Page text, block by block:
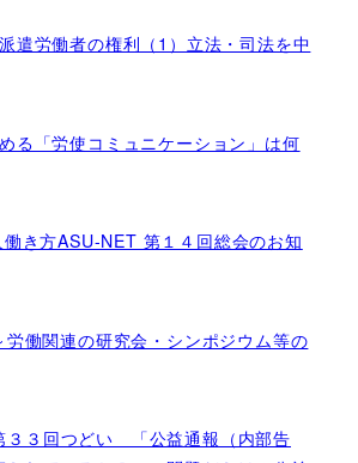
遣労働者の権利（1）立法・司法を中
る「労使コミュニケーション」は何
き方ASU-NET 第１４回総会のお知
働関連の研究会・シンポジウム等の
３３回つどい 「公益通報（内部告